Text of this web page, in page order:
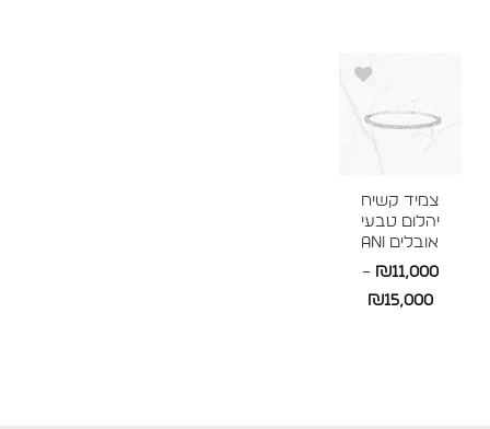
⁦₪17,000⁩
צמיד קשיח
יהלום טבעי
אובלים ANI
₪11,000
–
₪15,000